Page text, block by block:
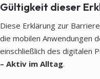
Gültigkeit dieser
Diese Erklärung zur
die mobilen Anwendungen
einschließlich des digitalen
– Aktiv im Alltag.